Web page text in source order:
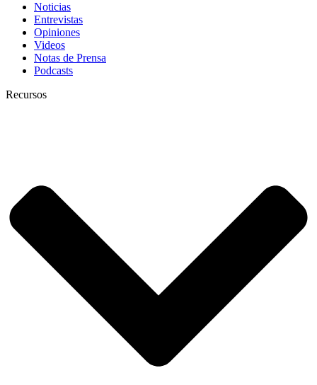
Noticias
Entrevistas
Opiniones
Videos
Notas de Prensa
Podcasts
Recursos